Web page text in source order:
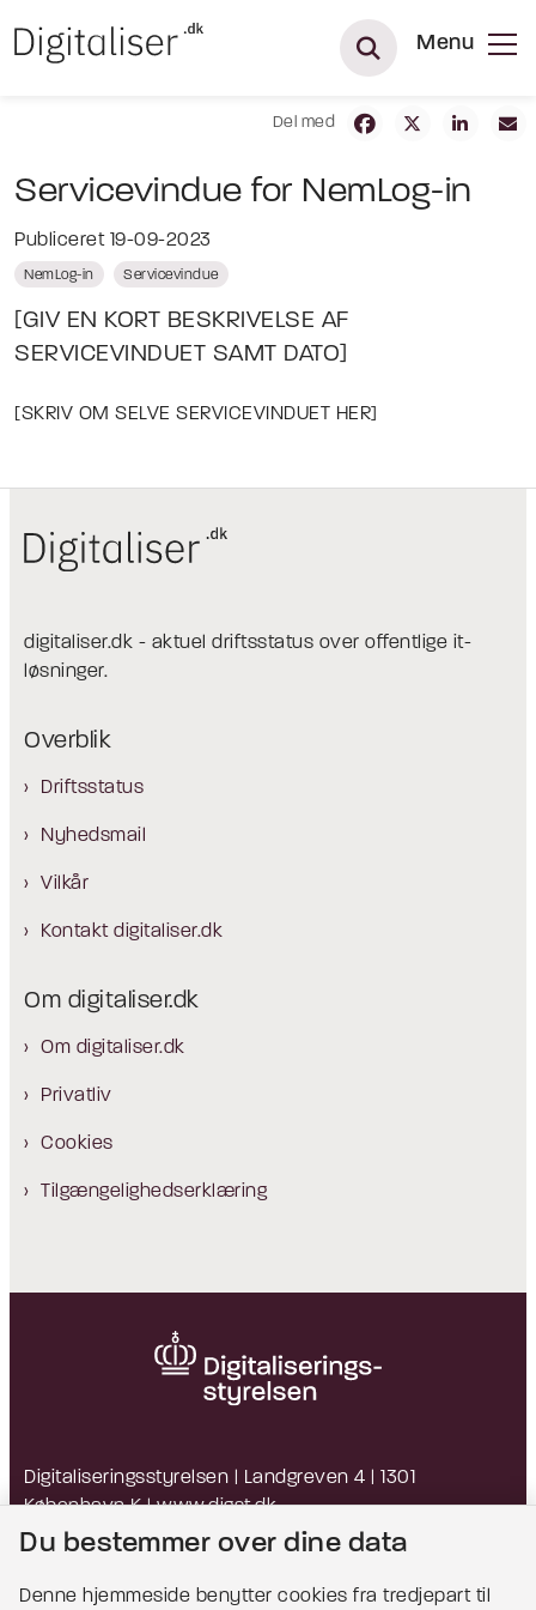
Menu
Del med
Servicevindue for NemLog-in
Publiceret 19-09-2023
NemLog-in Servicevindue
[GIV EN KORT BESKRIVELSE AF
SERVICEVINDUET SAMT DATO]
[SKRIV OM SELVE SERVICEVINDUET HER]
digitaliser.dk - aktuel driftsstatus over offentlige it-
løsninger.
Overblik
Driftsstatus
Nyhedsmail
Vilkår
Kontakt digitaliser.dk
Om digitaliser.dk
Om digitaliser.dk
Privatliv
Cookies
Tilgængelighedserklæring
Digitaliseringsstyrelsen | Landgreven 4 | 1301
København K |www.digst.dk
EAN: 5798009814203 | CVR: 34051178
Du bestemmer over dine data
Denne hjemmeside benytter cookies fra tredjepart til